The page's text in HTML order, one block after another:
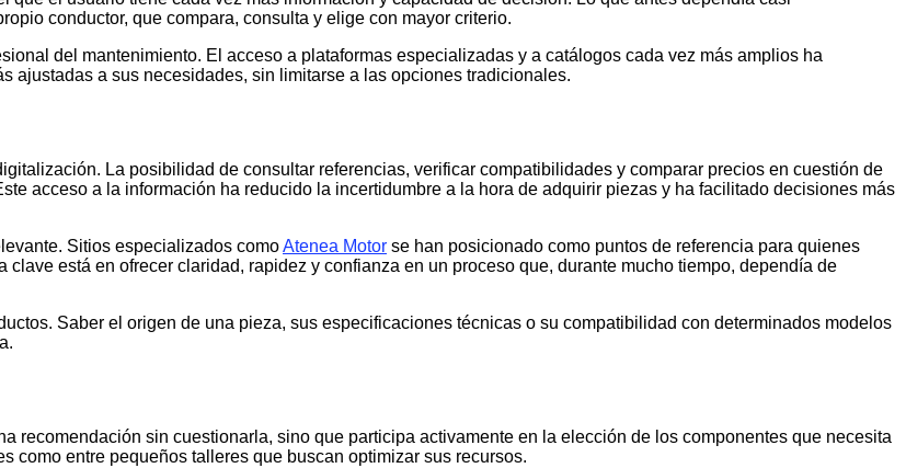
conductor, que compara, consulta y elige con mayor criterio.
del mantenimiento. El acceso a plataformas especializadas y a catálogos cada vez más amplios ha
ajustadas a sus necesidades, sin limitarse a las opciones tradicionales.
La posibilidad de consultar referencias, verificar compatibilidades y comparar precios en cuestión de
acceso a la información ha reducido la incertidumbre a la hora de adquirir piezas y ha facilitado decisiones más
Sitios especializados comoAtenea Motor se han posicionado como puntos de referencia para quienes
está en ofrecer claridad, rapidez y confianza en un proceso que, durante mucho tiempo, dependía de
Saber el origen de una pieza, sus especificaciones técnicas o su compatibilidad con determinados modelos
recomendación sin cuestionarla, sino que participa activamente en la elección de los componentes que necesita
como entre pequeños talleres que buscan optimizar sus recursos.